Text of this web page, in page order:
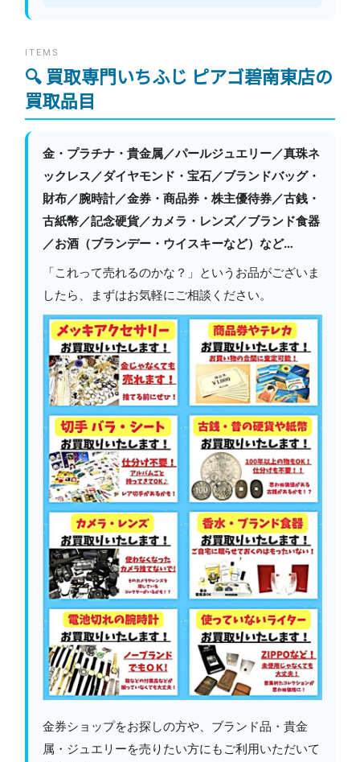
ITEMS
🔍 買取専門いちふじ ピアゴ碧南東店の
買取品目
金・プラチナ・貴金属／パールジュエリー／真珠ネ
ックレス／ダイヤモンド・宝石／ブランドバッグ・
財布／腕時計／金券・商品券・株主優待券／古銭・
古紙幣／記念硬貨／カメラ・レンズ／ブランド食器
／お酒（ブランデー・ウイスキーなど）など…
「これって売れるのかな？」というお品がございま
したら、まずはお気軽にご相談ください。
金券ショップをお探しの方や、ブランド品・貴金
属・ジュエリーを売りたい方にもご利用いただいて